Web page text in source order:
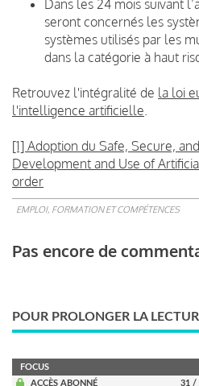
Dans les 24 mois suivant
seront concernés les
systèmes utilisés par les
dans la catégorie à haut
Retrouvez l'intégralité de la loi
l'intelligence artificielle
[1] Adoption du Safe, Secure,
Development and Use of
order
EMPLOI, FORMATION ET COMPÉTENCES
Pas encore de
POUR PROLONGER LA
FOCUS
ACCÈS ABONNÉ
31 /